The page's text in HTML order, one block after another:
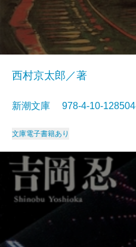
西村京太郎／著
新潮文庫 978-4-10-
文庫電子書籍あり